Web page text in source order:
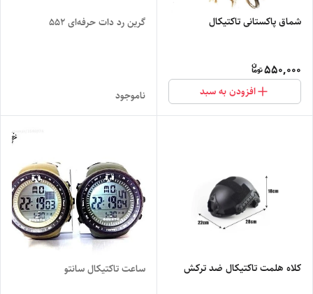
شماق پاکستانی تاکتیکال
550,000
افزودن به سبد
گرین رد دات حرفه‌ای 552
ناموجود
کلاه هلمت تاکتیکال ضد ترکش ساعت تاکتیکال سانتو